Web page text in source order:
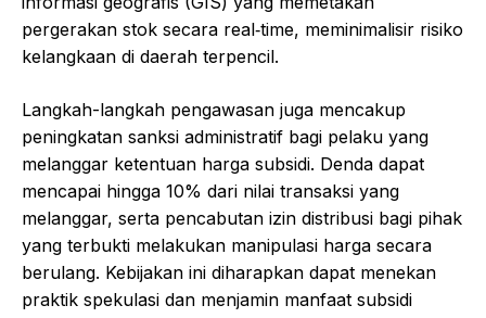
pergerakan stok secara real‑time, meminimalisir risiko
kelangkaan di daerah terpencil.
Langkah-langkah pengawasan juga mencakup
peningkatan sanksi administratif bagi pelaku yang
melanggar ketentuan harga subsidi. Denda dapat
mencapai hingga 10% dari nilai transaksi yang
melanggar, serta pencabutan izin distribusi bagi pihak
yang terbukti melakukan manipulasi harga secara
berulang. Kebijakan ini diharapkan dapat menekan
praktik spekulasi dan menjamin manfaat subsidi